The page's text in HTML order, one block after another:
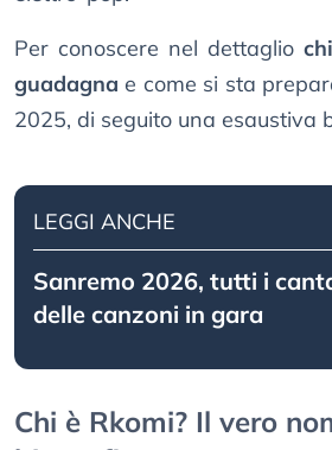
Per conoscere nel dettaglio
guadagna e come si sta
2025, di seguito una esaustiva
LEGGI ANCHE
Sanremo 2026, tutti i
delle canzoni in gara
Chi è Rkomi? Il vero